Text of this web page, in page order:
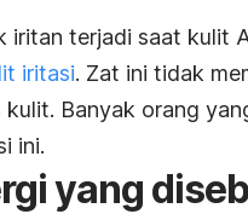
iritan terjadi saat kulit
iritasi. Zat ini tidak
Banyak orang
ini.
yang